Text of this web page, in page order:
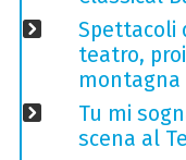
Spettacoli
teatro,
montagna
Tu mi
scena al